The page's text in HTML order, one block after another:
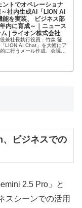
ントでオペレーショナ
社内生成AI「LION AI
を実装、 ビジネス部
内に育成～｜ニュース
| ライオン株式会社
兼社長執行役員：竹森 征
LION AI Chat」を大幅にア
に行うメール作成、会議議
ビジネスでの
2.5 Pro」と
スシーンでの活用